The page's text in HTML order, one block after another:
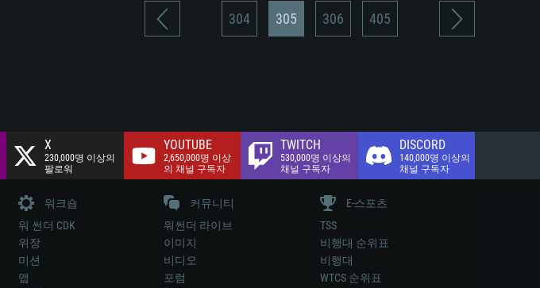
304 305 306 405
X
230,000명 이상의
팔로워
YOUTUBE
2,650,000명 이상
의 채널 구독자
TWITCH
530,000명 이상의
채널 구독자
DISCORD
140,000명 이상의
채널 구독자
워크숍
워 썬더 CDK
위장
미션
맵
커뮤니티
워썬더 라이브
이미지
비디오
포럼
E-스포츠
TSS
비행대 순위표
비행대
WTCS 순위표